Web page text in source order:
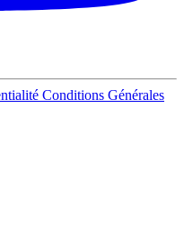
Conditions Générales